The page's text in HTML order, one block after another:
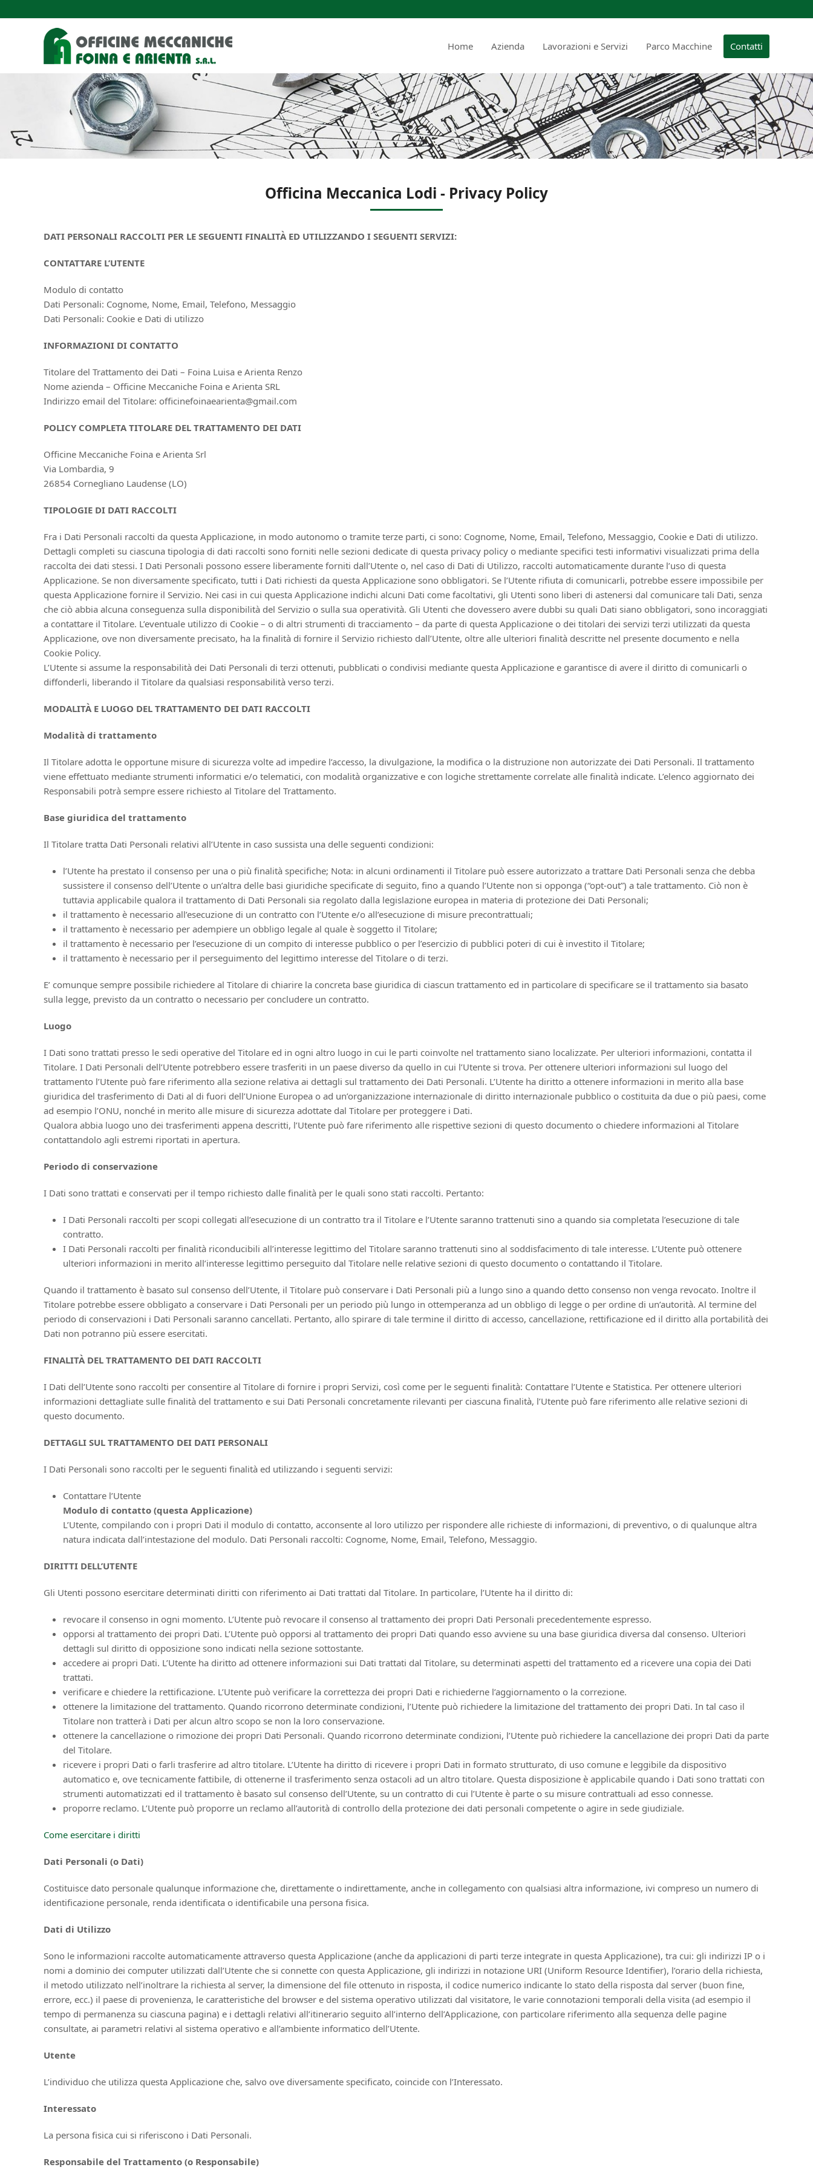
Home Azienda Lavorazioni e Servizi Parco Macchine Contatti
Officina Meccanica Lodi - Privacy Policy
DATI PERSONALI RACCOLTI PER LE SEGUENTI FINALITÀ ED UTILIZZANDO I SEGUENTI SERVIZI:
CONTATTARE L’UTENTE
Modulo di contatto
Dati Personali: Cognome, Nome, Email, Telefono, Messaggio
Dati Personali: Cookie e Dati di utilizzo
INFORMAZIONI DI CONTATTO
Titolare del Trattamento dei Dati – Foina Luisa e Arienta Renzo
Nome azienda – Officine Meccaniche Foina e Arienta SRL
Indirizzo email del Titolare: officinefoinaearienta@gmail.com
POLICY COMPLETA TITOLARE DEL TRATTAMENTO DEI DATI
Officine Meccaniche Foina e Arienta Srl
Via Lombardia, 9
26854 Cornegliano Laudense (LO)
TIPOLOGIE DI DATI RACCOLTI
Fra i Dati Personali raccolti da questa Applicazione, in modo autonomo o tramite terze parti, ci sono: Cognome, Nome, Email, Telefono, Messaggio, Cookie e Dati di utilizzo.
Dettagli completi su ciascuna tipologia di dati raccolti sono forniti nelle sezioni dedicate di questa privacy policy o mediante specifici testi informativi visualizzati prima della
raccolta dei dati stessi. I Dati Personali possono essere liberamente forniti dall’Utente o, nel caso di Dati di Utilizzo, raccolti automaticamente durante l’uso di questa
Applicazione. Se non diversamente specificato, tutti i Dati richiesti da questa Applicazione sono obbligatori. Se l’Utente rifiuta di comunicarli, potrebbe essere impossibile per
questa Applicazione fornire il Servizio. Nei casi in cui questa Applicazione indichi alcuni Dati come facoltativi, gli Utenti sono liberi di astenersi dal comunicare tali Dati, senza
che ciò abbia alcuna conseguenza sulla disponibilità del Servizio o sulla sua operatività. Gli Utenti che dovessero avere dubbi su quali Dati siano obbligatori, sono incoraggiati
a contattare il Titolare. L’eventuale utilizzo di Cookie – o di altri strumenti di tracciamento – da parte di questa Applicazione o dei titolari dei servizi terzi utilizzati da questa
Applicazione, ove non diversamente precisato, ha la finalità di fornire il Servizio richiesto dall’Utente, oltre alle ulteriori finalità descritte nel presente documento e nella
Cookie Policy.
L’Utente si assume la responsabilità dei Dati Personali di terzi ottenuti, pubblicati o condivisi mediante questa Applicazione e garantisce di avere il diritto di comunicarli o
diffonderli, liberando il Titolare da qualsiasi responsabilità verso terzi.
MODALITÀ E LUOGO DEL TRATTAMENTO DEI DATI RACCOLTI
Modalità di trattamento
Il Titolare adotta le opportune misure di sicurezza volte ad impedire l’accesso, la divulgazione, la modifica o la distruzione non autorizzate dei Dati Personali. Il trattamento
viene effettuato mediante strumenti informatici e/o telematici, con modalità organizzative e con logiche strettamente correlate alle finalità indicate. L’elenco aggiornato dei
Responsabili potrà sempre essere richiesto al Titolare del Trattamento.
Base giuridica del trattamento
Il Titolare tratta Dati Personali relativi all’Utente in caso sussista una delle seguenti condizioni:
l’Utente ha prestato il consenso per una o più finalità specifiche; Nota: in alcuni ordinamenti il Titolare può essere autorizzato a trattare Dati Personali senza che debba
sussistere il consenso dell’Utente o un’altra delle basi giuridiche specificate di seguito, fino a quando l’Utente non si opponga (“opt-out”) a tale trattamento. Ciò non è
tuttavia applicabile qualora il trattamento di Dati Personali sia regolato dalla legislazione europea in materia di protezione dei Dati Personali;
il trattamento è necessario all’esecuzione di un contratto con l’Utente e/o all’esecuzione di misure precontrattuali;
il trattamento è necessario per adempiere un obbligo legale al quale è soggetto il Titolare;
il trattamento è necessario per l’esecuzione di un compito di interesse pubblico o per l’esercizio di pubblici poteri di cui è investito il Titolare;
il trattamento è necessario per il perseguimento del legittimo interesse del Titolare o di terzi.
E’ comunque sempre possibile richiedere al Titolare di chiarire la concreta base giuridica di ciascun trattamento ed in particolare di specificare se il trattamento sia basato
sulla legge, previsto da un contratto o necessario per concludere un contratto.
Luogo
I Dati sono trattati presso le sedi operative del Titolare ed in ogni altro luogo in cui le parti coinvolte nel trattamento siano localizzate. Per ulteriori informazioni, contatta il
Titolare. I Dati Personali dell’Utente potrebbero essere trasferiti in un paese diverso da quello in cui l’Utente si trova. Per ottenere ulteriori informazioni sul luogo del
trattamento l’Utente può fare riferimento alla sezione relativa ai dettagli sul trattamento dei Dati Personali. L’Utente ha diritto a ottenere informazioni in merito alla base
giuridica del trasferimento di Dati al di fuori dell’Unione Europea o ad un’organizzazione internazionale di diritto internazionale pubblico o costituita da due o più paesi, come
ad esempio l’ONU, nonché in merito alle misure di sicurezza adottate dal Titolare per proteggere i Dati.
Qualora abbia luogo uno dei trasferimenti appena descritti, l’Utente può fare riferimento alle rispettive sezioni di questo documento o chiedere informazioni al Titolare
contattandolo agli estremi riportati in apertura.
Periodo di conservazione
I Dati sono trattati e conservati per il tempo richiesto dalle finalità per le quali sono stati raccolti. Pertanto:
I Dati Personali raccolti per scopi collegati all’esecuzione di un contratto tra il Titolare e l’Utente saranno trattenuti sino a quando sia completata l’esecuzione di tale
contratto.
I Dati Personali raccolti per finalità riconducibili all’interesse legittimo del Titolare saranno trattenuti sino al soddisfacimento di tale interesse. L’Utente può ottenere
ulteriori informazioni in merito all’interesse legittimo perseguito dal Titolare nelle relative sezioni di questo documento o contattando il Titolare.
Quando il trattamento è basato sul consenso dell’Utente, il Titolare può conservare i Dati Personali più a lungo sino a quando detto consenso non venga revocato. Inoltre il
Titolare potrebbe essere obbligato a conservare i Dati Personali per un periodo più lungo in ottemperanza ad un obbligo di legge o per ordine di un’autorità. Al termine del
periodo di conservazioni i Dati Personali saranno cancellati. Pertanto, allo spirare di tale termine il diritto di accesso, cancellazione, rettificazione ed il diritto alla portabilità dei
Dati non potranno più essere esercitati.
FINALITÀ DEL TRATTAMENTO DEI DATI RACCOLTI
I Dati dell’Utente sono raccolti per consentire al Titolare di fornire i propri Servizi, così come per le seguenti finalità: Contattare l’Utente e Statistica. Per ottenere ulteriori
informazioni dettagliate sulle finalità del trattamento e sui Dati Personali concretamente rilevanti per ciascuna finalità, l’Utente può fare riferimento alle relative sezioni di
questo documento.
DETTAGLI SUL TRATTAMENTO DEI DATI PERSONALI
I Dati Personali sono raccolti per le seguenti finalità ed utilizzando i seguenti servizi:
Contattare l’Utente
Modulo di contatto (questa Applicazione)
L’Utente, compilando con i propri Dati il modulo di contatto, acconsente al loro utilizzo per rispondere alle richieste di informazioni, di preventivo, o di qualunque altra
natura indicata dall’intestazione del modulo. Dati Personali raccolti: Cognome, Nome, Email, Telefono, Messaggio.
DIRITTI DELL’UTENTE
Gli Utenti possono esercitare determinati diritti con riferimento ai Dati trattati dal Titolare. In particolare, l’Utente ha il diritto di:
revocare il consenso in ogni momento. L’Utente può revocare il consenso al trattamento dei propri Dati Personali precedentemente espresso.
opporsi al trattamento dei propri Dati. L’Utente può opporsi al trattamento dei propri Dati quando esso avviene su una base giuridica diversa dal consenso. Ulteriori
dettagli sul diritto di opposizione sono indicati nella sezione sottostante.
accedere ai propri Dati. L’Utente ha diritto ad ottenere informazioni sui Dati trattati dal Titolare, su determinati aspetti del trattamento ed a ricevere una copia dei Dati
trattati.
verificare e chiedere la rettificazione. L’Utente può verificare la correttezza dei propri Dati e richiederne l’aggiornamento o la correzione.
ottenere la limitazione del trattamento. Quando ricorrono determinate condizioni, l’Utente può richiedere la limitazione del trattamento dei propri Dati. In tal caso il
Titolare non tratterà i Dati per alcun altro scopo se non la loro conservazione.
ottenere la cancellazione o rimozione dei propri Dati Personali. Quando ricorrono determinate condizioni, l’Utente può richiedere la cancellazione dei propri Dati da parte
del Titolare.
ricevere i propri Dati o farli trasferire ad altro titolare. L’Utente ha diritto di ricevere i propri Dati in formato strutturato, di uso comune e leggibile da dispositivo
automatico e, ove tecnicamente fattibile, di ottenerne il trasferimento senza ostacoli ad un altro titolare. Questa disposizione è applicabile quando i Dati sono trattati con
strumenti automatizzati ed il trattamento è basato sul consenso dell’Utente, su un contratto di cui l’Utente è parte o su misure contrattuali ad esso connesse.
proporre reclamo. L’Utente può proporre un reclamo all’autorità di controllo della protezione dei dati personali competente o agire in sede giudiziale.
Come esercitare i diritti
Dati Personali (o Dati)
Costituisce dato personale qualunque informazione che, direttamente o indirettamente, anche in collegamento con qualsiasi altra informazione, ivi compreso un numero di
identificazione personale, renda identificata o identificabile una persona fisica.
Dati di Utilizzo
Sono le informazioni raccolte automaticamente attraverso questa Applicazione (anche da applicazioni di parti terze integrate in questa Applicazione), tra cui: gli indirizzi IP o i
nomi a dominio dei computer utilizzati dall’Utente che si connette con questa Applicazione, gli indirizzi in notazione URI (Uniform Resource Identifier), l’orario della richiesta,
il metodo utilizzato nell’inoltrare la richiesta al server, la dimensione del file ottenuto in risposta, il codice numerico indicante lo stato della risposta dal server (buon fine,
errore, ecc.) il paese di provenienza, le caratteristiche del browser e del sistema operativo utilizzati dal visitatore, le varie connotazioni temporali della visita (ad esempio il
tempo di permanenza su ciascuna pagina) e i dettagli relativi all’itinerario seguito all’interno dell’Applicazione, con particolare riferimento alla sequenza delle pagine
consultate, ai parametri relativi al sistema operativo e all’ambiente informatico dell’Utente.
Utente
L’individuo che utilizza questa Applicazione che, salvo ove diversamente specificato, coincide con l’Interessato.
Interessato
La persona fisica cui si riferiscono i Dati Personali.
Responsabile del Trattamento (o Responsabile)